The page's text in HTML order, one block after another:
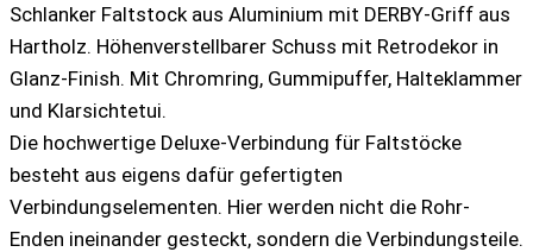
Schlanker Faltstock aus Aluminium mit DERBY-Griff aus
Hartholz. Höhenverstellbarer Schuss mit Retrodekor in
Glanz-Finish. Mit Chromring, Gummipuffer, Halteklammer
und Klarsichtetui.
Die hochwertige Deluxe-Verbindung für Faltstöcke
besteht aus eigens dafür gefertigten
Verbindungselementen. Hier werden nicht die Rohr-
Enden ineinander gesteckt, sondern die Verbindungsteile.